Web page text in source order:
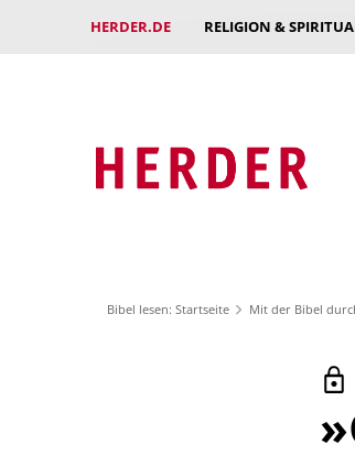
HERDER.DE RELIGION &
Bibel lesen: Startseite Mit der Bibel
: